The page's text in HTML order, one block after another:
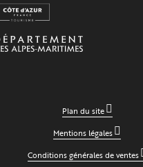
Plan du site
Mentions légales
Conditions générales de ventes